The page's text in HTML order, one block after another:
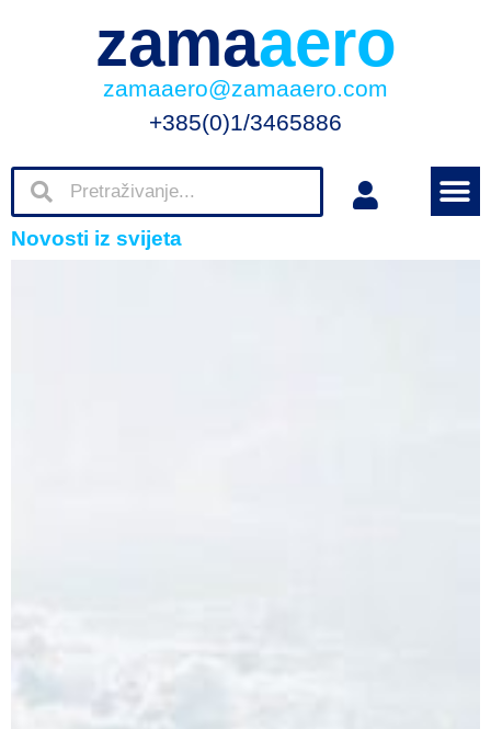
zamaaero
zamaaero@zamaaero.com
+385(0)1/3465886
Novosti iz svijeta